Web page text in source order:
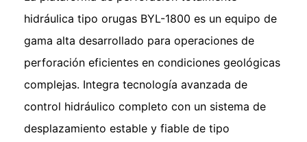
hidráulica tipo orugas BYL-1800 es un equipo de
gama alta desarrollado para operaciones de
perforación eficientes en condiciones geológicas
complejas. Integra tecnología avanzada de
control hidráulico completo con un sistema de
desplazamiento estable y fiable de tipo